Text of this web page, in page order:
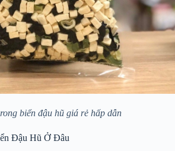
biển đậu hũ giá rẻ hấp dẫn
Đậu Hũ Ở Đâu